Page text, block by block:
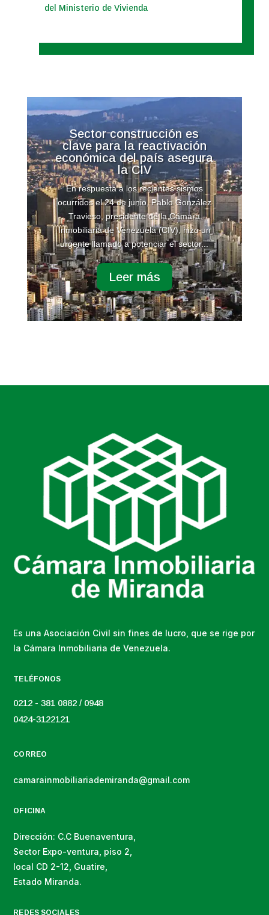
del Ministerio de Vivienda
Sector construcción es
clave para la reactivación
económica del país asegura
la CIV
En respuesta a los recientes sismos
ocurridos el 24 de junio, Pablo González
Travieso, presidente de la Cámara
Inmobiliaria de Venezuela (CIV), hizo un
urgente llamado a potenciar el sector...
Leer más
Es una Asociación Civil sin fines de lucro, que se rige por
la Cámara Inmobiliaria de Venezuela.
TELÉFONOS
0212 - 381 0882 / 0948
0424-3122121
CORREO
camarainmobiliariademiranda@gmail.com
OFICINA
Dirección: C.C Buenaventura,
Sector Expo-ventura, piso 2,
local CD 2-12, Guatire,
Estado Miranda.
REDES SOCIALES